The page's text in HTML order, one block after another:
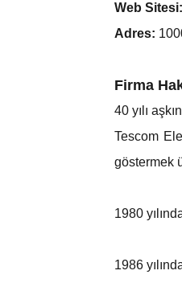
Web Sitesi:
Adres:
Firma
40 yılı
Tescom
göstermek
1980
1986